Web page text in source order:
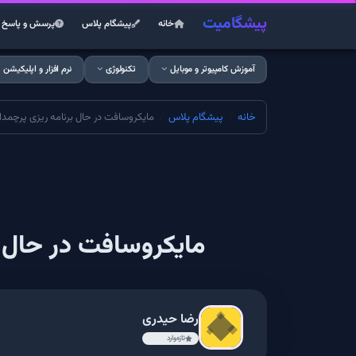
پیشگامیت خانه پیشگام پلاس پرسش و پاسخ
آموزش کامپیوتر و موبایل تکنولوژی نرم افزار و اپلیکیشن
خانه پیشگام پلاس مایکروسافت در حال برنامه ریزی
مایکروسافت در حال
رضا حیدری
تازه‌وارد